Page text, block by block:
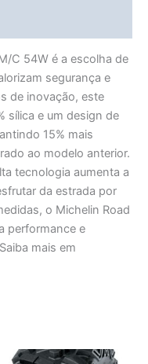
C 54W é a escolha de
segurança e
de inovação, este
sílica e um design de
15% mais
ao modelo anterior.
tecnologia aumenta a
da estrada por
o Michelin Road
performance e
mais em